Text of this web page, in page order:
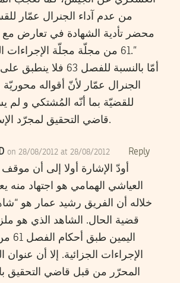
من عدم آداء الجنرال عمّار
محضر تأدية الشهادة في تعارض
61 من مجلّة مجلّة الإجراءات الجزائية.”
أمّا بالنسبة للفصل 63 فلا
الجنرال عمّار لأنّ أقواله محوريّة
للقضيّة بما أنّه المُشتكي و لم
قاضي التحقيق لمجرّد الإسترشاد.
on 28/08/2012 at 28/08/2012 Reply
أودّ الإشارة أولا إلى أن موقف
العياشي الهمامي هو اجتهاد منه
خلاله أن الفريق رشيد عمار هو
قضية الحال. الشاهد الذي هو
اليمين
الإجراءات الجزائية. إلا أن عنوان
المحرّر من قبل قاضي التحقيق